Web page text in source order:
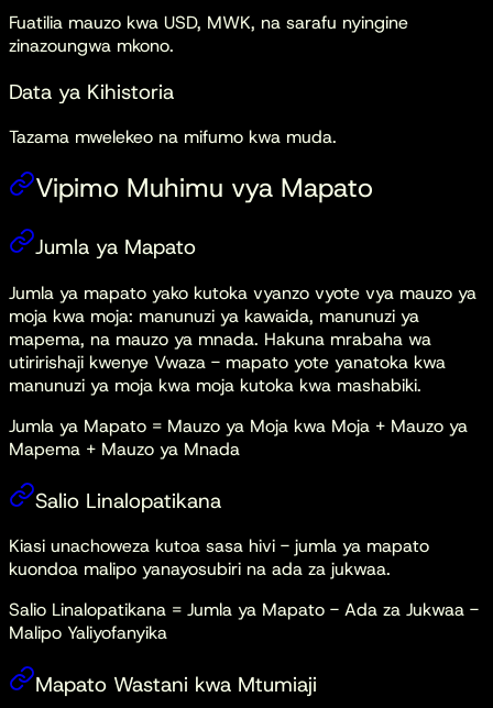
Fuatilia mauzo kwa USD, MWK, na sarafu nyingine
zinazoungwa mkono.
Data ya Kihistoria
Tazama mwelekeo na mifumo kwa muda.
Vipimo Muhimu vya Mapato
Jumla ya Mapato
Jumla ya mapato yako kutoka vyanzo vyote vya mauzo ya
moja kwa moja: manunuzi ya kawaida, manunuzi ya
mapema, na mauzo ya mnada. Hakuna mrabaha wa
utiririshaji kwenye Vwaza - mapato yote yanatoka kwa
manunuzi ya moja kwa moja kutoka kwa mashabiki.
Jumla ya Mapato = Mauzo ya Moja kwa Moja + Mauzo ya
Mapema + Mauzo ya Mnada
Salio Linalopatikana
Kiasi unachoweza kutoa sasa hivi - jumla ya mapato
kuondoa malipo yanayosubiri na ada za jukwaa.
Salio Linalopatikana = Jumla ya Mapato - Ada za Jukwaa -
Malipo Yaliyofanyika
Mapato Wastani kwa Mtumiaji